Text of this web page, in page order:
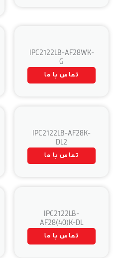
IPC2122LB-AF28WK-
G
تماس با ما
IPC2122LB-AF28K-
DL2
تماس با ما
IPC2122LB-
AF28(40)K-DL
تماس با ما